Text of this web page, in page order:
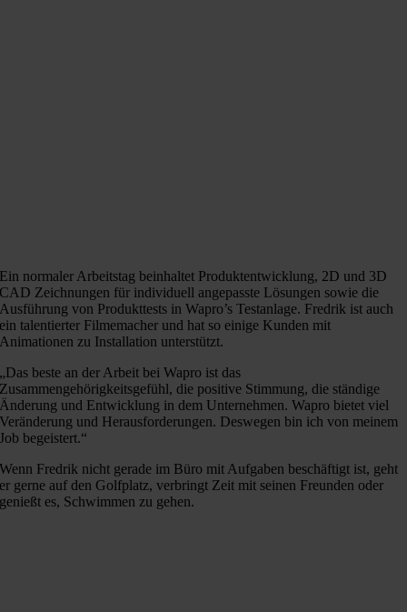
Ein normaler Arbeitstag beinhaltet Produktentwicklung, 2D und 3D
CAD Zeichnungen für individuell angepasste Lösungen sowie die
Ausführung von Produkttests in Wapro’s Testanlage. Fredrik ist auch
ein talentierter Filmemacher und hat so einige Kunden mit
Animationen zu Installation unterstützt.
„Das beste an der Arbeit bei Wapro ist das
Zusammengehörigkeitsgefühl, die positive Stimmung, die ständige
Änderung und Entwicklung in dem Unternehmen. Wapro bietet viel
Veränderung und Herausforderungen. Deswegen bin ich von meinem
Job begeistert.“
Wenn Fredrik nicht gerade im Büro mit Aufgaben beschäftigt ist, geht
er gerne auf den Golfplatz, verbringt Zeit mit seinen Freunden oder
genießt es, Schwimmen zu gehen.